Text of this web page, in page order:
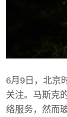
6月9日，北京
关注。马斯克
络服务，然而